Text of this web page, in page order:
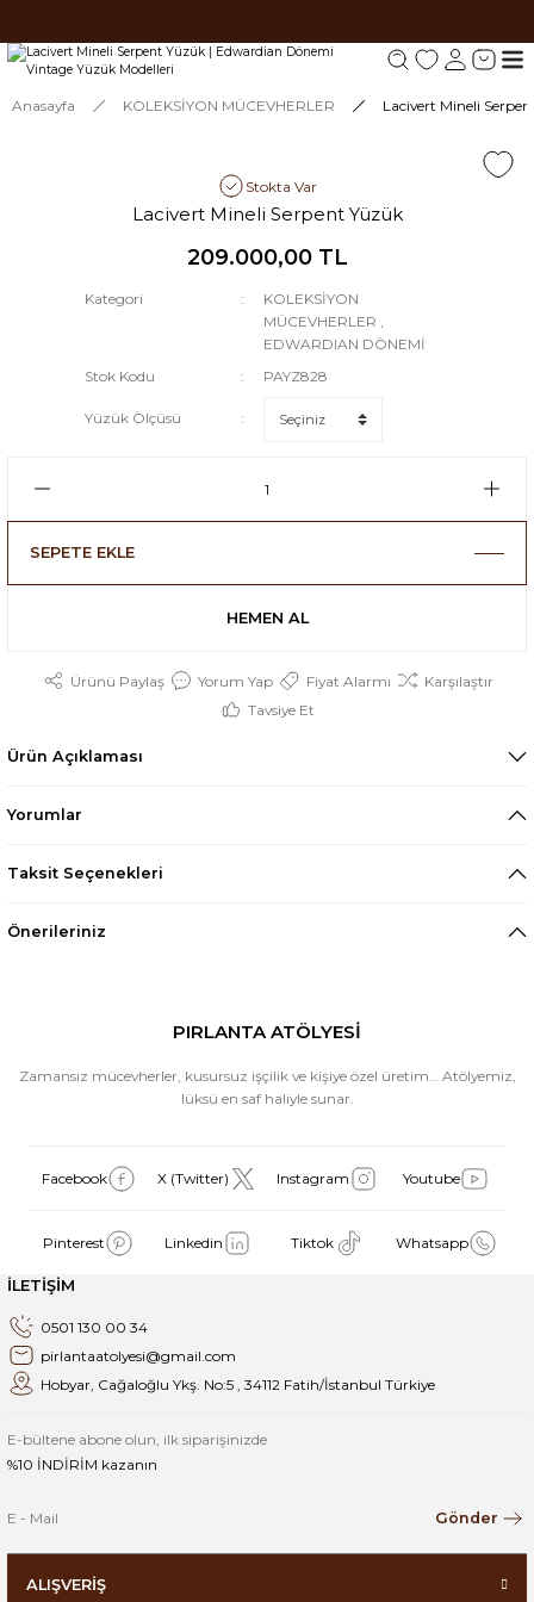
Tüm siparişlerde 1000 TL ve üzeri ücretsiz kargo. #3
Anasayfa KOLEKSİYON MÜCEVHERLER Lacivert Mineli
Stokta Var
Lacivert Mineli Serpent Yüzük
209.000,00 TL
Kategori
KOLEKSİYON
MÜCEVHERLER ,
EDWARDIAN DÖNEMİ
Stok Kodu
PAYZ828
Yüzük Ölçüsü
SEPETE EKLE
HEMEN AL
Ürünü Paylaş Yorum Yap Fiyat Alarmı
Karşılaştır
Tavsiye Et
Ürün Açıklaması
Yorumlar
Taksit Seçenekleri
Önerileriniz
PIRLANTA ATÖLYESİ
Zamansız mücevherler, kusursuz işçilik ve kişiye özel üretim… Atölyemiz,
lüksü en saf haliyle sunar.
Facebook X (Twitter) Instagram Youtube
Pinterest Linkedin Tiktok Whatsapp
İLETİŞİM
0501 130 00 34
pirlantaatolyesi@gmail.com
Hobyar, Cağaloğlu Ykş. No:5 , 34112 Fatih/İstanbul Türkiye
E-bültene abone olun, ilk siparişinizde
%10 İNDİRİM kazanın
Gönder
ALIŞVERİŞ